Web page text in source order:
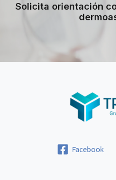
Solicita orientación
Facebook